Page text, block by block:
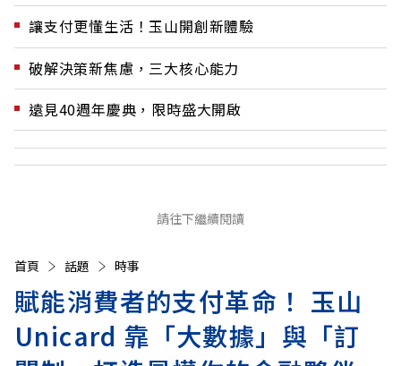
讓支付更懂生活！玉山開創新體驗
破解決策新焦慮，三大核心能力
遠見40週年慶典，限時盛大開啟
請往下繼續閱讀
首頁 話題 時事
賦能消費者的支付革命！ 玉山
Unicard 靠「大數據」與「訂